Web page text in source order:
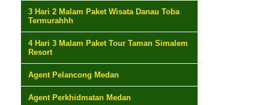
3 Hari 2 Malam Paket Wisata Danau Toba
Termurahhh
4 Hari 3 Malam Paket Tour Taman Simalem
Resort
Agent Pelancong Medan
Agent Perkhidmatan Medan